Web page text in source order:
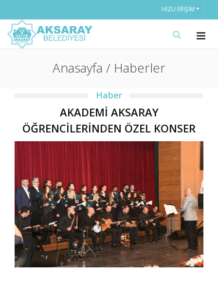
HIZLI ERIŞIM
Anasayfa / Haberler
Haber
AKADEMİ AKSARAY
ÖĞRENCİLERİNDEN ÖZEL KONSER